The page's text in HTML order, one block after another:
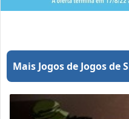
Mais Jogos de Jogos de